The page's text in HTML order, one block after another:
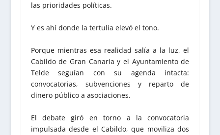
las prioridades políticas.
Y es ahí donde la tertulia elevó el tono.
Porque mientras esa realidad salía a la luz, el
Cabildo de Gran Canaria y el Ayuntamiento de
Telde seguían con su agenda intacta:
convocatorias, subvenciones y reparto de
dinero público a asociaciones.
El debate giró en torno a la convocatoria
impulsada desde el Cabildo, que moviliza dos